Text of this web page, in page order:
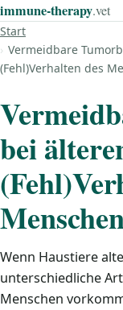
immune‑therapy.vet
Start
Vermeidbare
(Fehl)Verhalten des
bei
Wenn Haustiere
unterschiedliche
Menschen